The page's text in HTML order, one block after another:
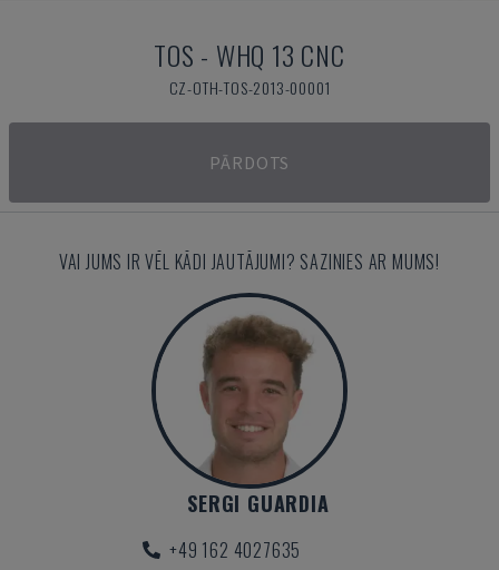
TOS - WHQ 13 CNC
CZ-OTH-TOS-2013-00001
PĀRDOTS
VAI JUMS IR VĒL KĀDI JAUTĀJUMI? SAZINIES AR MUMS!
SERGI GUARDIA
+49 162 4027635